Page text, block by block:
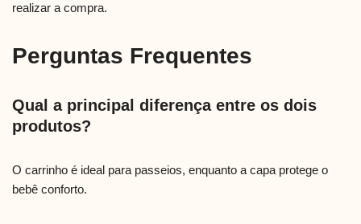
realizar a compra.
Perguntas Frequentes
Qual a principal diferença entre os dois
produtos?
O carrinho é ideal para passeios, enquanto a capa protege o
bebê conforto.